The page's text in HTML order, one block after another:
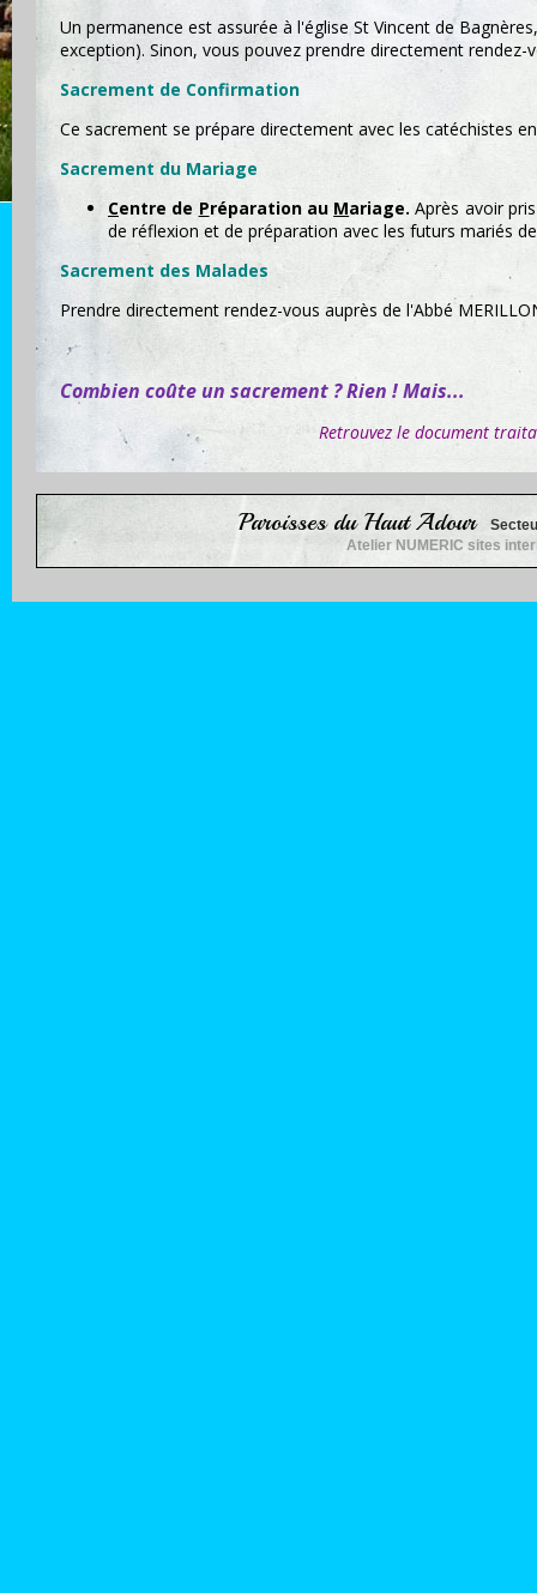
Un permanence est assurée à l'église St Vincent de
exception). Sinon, vous pouvez prendre directement rendez-
Sacrement de Confirmation
Ce sacrement se prépare directement avec les catéchistes
Sacrement du Mariage
Centre de Préparation au Mariage. Après avoir
de réflexion et de préparation avec les futurs mariés
Sacrement des Malades
Prendre directement rendez-vous auprès de l'Abbé
Combien coûte un sacrement ? Rien ! Mais...
Retrouvez le document
Paroisses du Haut Adour
Atelier NUMERIC sites